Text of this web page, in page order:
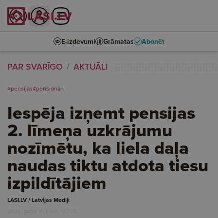
E-izdevumi Grāmatas Abonēt
PAR SVARĪGO AKTUĀLI
#pensijas#pensionāri
Iespēja izņemt pensijas
2. līmeņa uzkrājumu
nozīmētu, ka liela daļa
naudas tiktu atdota tiesu
izpildītājiem
LASI.LV / Latvijas Mediji
2026. gada 14. maijs, 00:00